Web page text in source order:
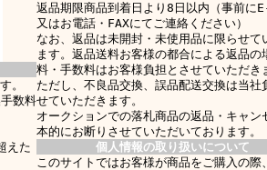
。
数料
えた
返品期限商品到着日より8日以内（事前
又はお電話・FAXにてご連絡ください）
なお、返品は未開封・未使用品に限らせて
ます。返品送料お客様の都合による返品の
料・手数料はお客様負担とさせていただき
ただし、不良品交換、誤品配送交換は当社
せていただきます。
オークションでの落札商品の返品・キャン
本的にお断りさせていただいております。
個人情報の取り扱いについて
このサイトではお客様が商品をご購入の際